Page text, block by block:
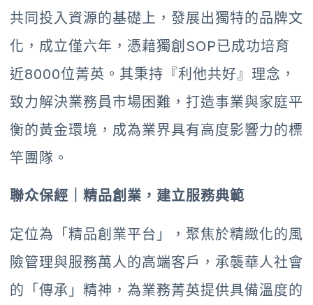
共同投入資源的基礎上，發展出獨特的品牌文
化，成立僅六年，憑藉獨創SOP已成功培育
近8000位菁英。其秉持『利他共好』理念，
致力解決業務員市場困難，打造事業與家庭平
衡的黃金環境，成為業界具有高度影響力的標
竿團隊。
聯众保經｜精品創業，建立服務典範
定位為「精品創業平台」，聚焦於精緻化的風
險管理與服務萬人的高端客戶，承襲華人社會
的「傳承」精神，為業務菁英提供具備溫度的